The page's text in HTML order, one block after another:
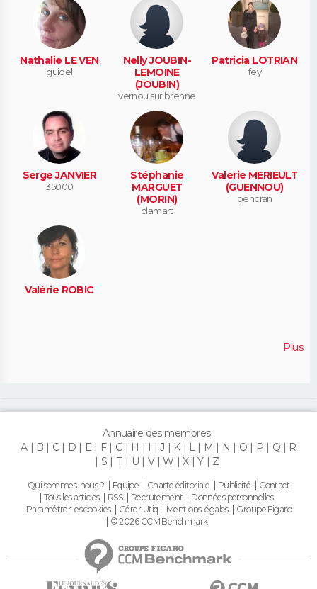
Nathalie LE VEN
guidel
Nelly JOUBIN-
LEMOINE
(JOUBIN)
vernou sur brenne
Patricia LOTRIAN
fey
Serge JANVIER
35000
Stéphanie
MARGUET
(MORIN)
clamart
Valerie MERIEULT
(GUENNOU)
pencran
Valérie ROBIC
Plus
Annuaire des membres :
A
B C D E F G H J K L M N O P Q
R
S
T U V W X Y Z
Qui sommes-nous ? Equipe Charte éditoriale Publicité
Contact
Tous les articles
RSS Recrutement
Données personnelles
Paramétrer les cookies
Gérer Utiq Mentions légales
Groupe Figaro
© 2026 CCM Benchmark